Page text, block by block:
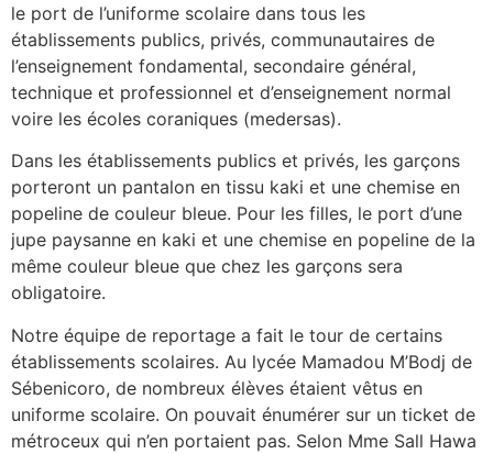
le port de l’uniforme scolaire dans tous les
établissements publics, privés, communautaires de
l’enseignement fondamental, secondaire général,
technique et professionnel et d’enseignement normal
voire les écoles coraniques (medersas).
Dans les établissements publics et privés, les garçons
porteront un pantalon en tissu kaki et une chemise en
popeline de couleur bleue. Pour les filles, le port d’une
jupe paysanne en kaki et une chemise en popeline de la
même couleur bleue que chez les garçons sera
obligatoire.
Notre équipe de reportage a fait le tour de certains
établissements scolaires. Au lycée Mamadou M’Bodj de
Sébenicoro, de nombreux élèves étaient vêtus en
uniforme scolaire. On pouvait énumérer sur un ticket de
métroceux qui n’en portaient pas. Selon Mme Sall Hawa